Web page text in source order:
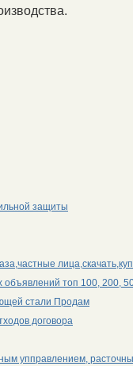
защиты
топ 100, 200,
стали Продам
договора
упправлением,